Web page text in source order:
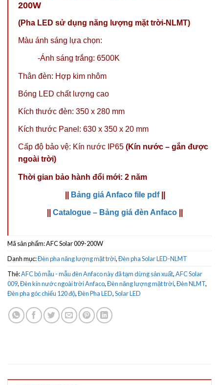
200W
(Pha LED sử dụng năng lượng mặt trời-NLMT)
Màu ánh sáng lựa chọn:
-Ánh sáng trắng: 6500K
Thân đèn: Hợp kim nhôm
Bóng LED chất lượng cao
Kích thước đèn: 350 x 280 mm
Kích thước Panel: 630 x 350 x 20 mm
Cấp độ bảo vệ: Kín nước IP65 (Kín nước – gắn được
ngoài trời)
Thời gian bảo hành đổi mới: 2 năm
Bảng giá Anfaco file pdf
Catalogue – Bảng giá đèn Anfaco
Mã sản phẩm:AFC Solar 009-200W
Danh mục:Đèn pha năng lượng mặt trời,Đèn pha Solar LED-NLMT
Thẻ:AFC bỏ mẫu - mẫu đèn Anfaco này đã tạm dừng sản xuất,AFC Solar
009,Đèn kín nước ngoài trời Anfaco,Đèn năng lượng mặt trời,Đèn NLMT,
Đèn pha góc chiếu 120 độ,Đèn Pha LED,Solar LED